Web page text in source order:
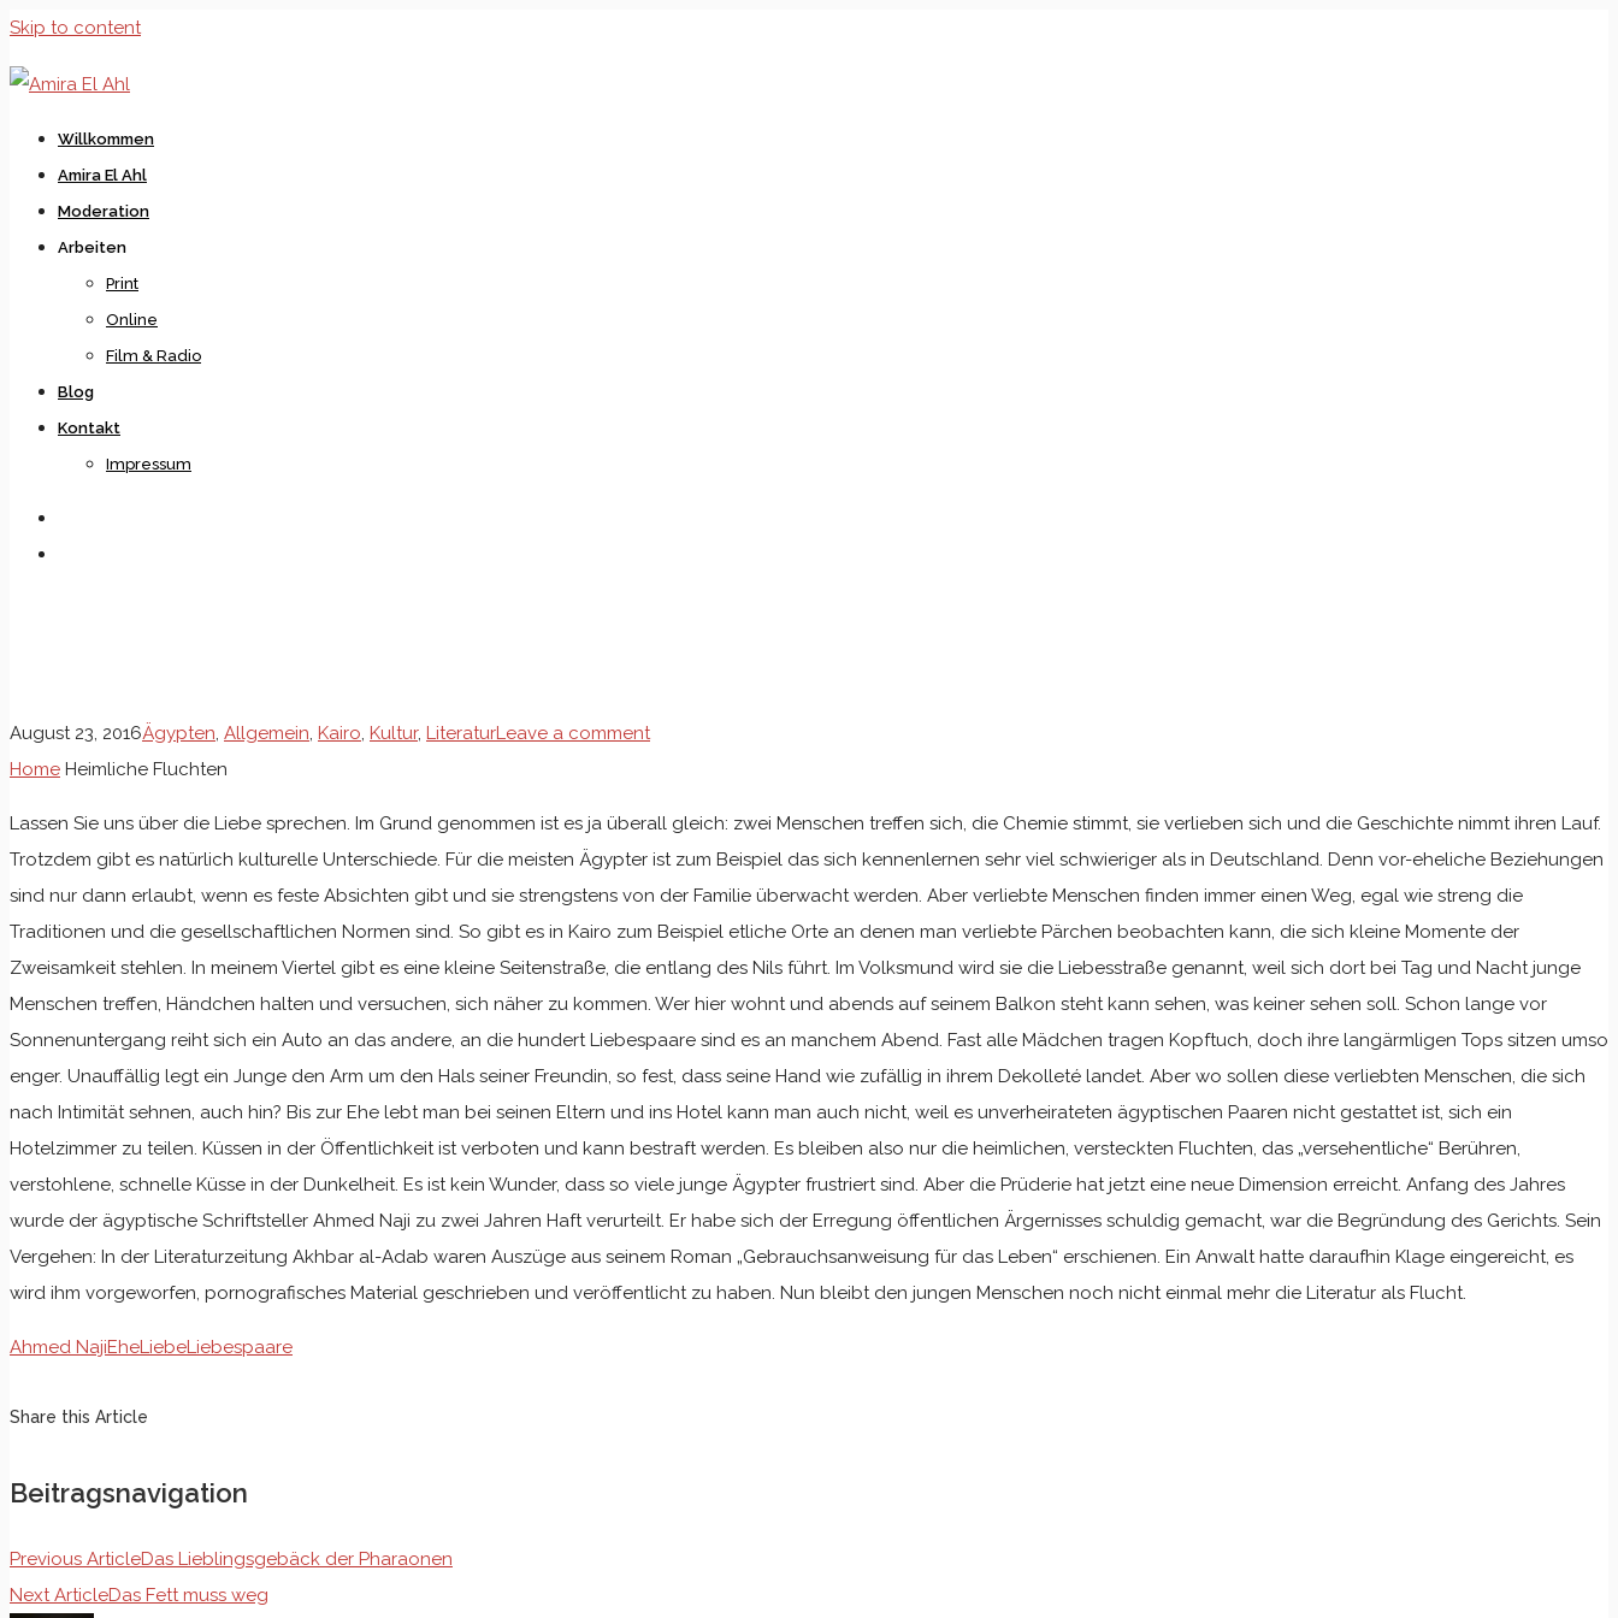
Skip to content
Willkommen
Amira El Ahl
Moderation
Arbeiten
Print
Online
Film & Radio
Blog
Kontakt
Impressum
August 23, 2016Ägypten, Allgemein, Kairo, Kultur, LiteraturLeave a comment
Home Heimliche Fluchten
Lassen Sie uns über die Liebe sprechen. Im Grund genommen ist es ja überall gleich: zwei Menschen treffen sich, die Chemie stimmt, sie verlieben sich und die Geschichte nimmt ihren Lauf.
Trotzdem gibt es natürlich kulturelle Unterschiede. Für die meisten Ägypter ist zum Beispiel das sich kennenlernen sehr viel schwieriger als in Deutschland. Denn vor-eheliche Beziehungen
sind nur dann erlaubt, wenn es feste Absichten gibt und sie strengstens von der Familie überwacht werden. Aber verliebte Menschen finden immer einen Weg, egal wie streng die
Traditionen und die gesellschaftlichen Normen sind. So gibt es in Kairo zum Beispiel etliche Orte an denen man verliebte Pärchen beobachten kann, die sich kleine Momente der
Zweisamkeit stehlen. In meinem Viertel gibt es eine kleine Seitenstraße, die entlang des Nils führt. Im Volksmund wird sie die Liebesstraße genannt, weil sich dort bei Tag und Nacht junge
Menschen treffen, Händchen halten und versuchen, sich näher zu kommen. Wer hier wohnt und abends auf seinem Balkon steht kann sehen, was keiner sehen soll. Schon lange vor
Sonnenuntergang reiht sich ein Auto an das andere, an die hundert Liebespaare sind es an manchem Abend. Fast alle Mädchen tragen Kopftuch, doch ihre langärmligen Tops sitzen umso
enger. Unauffällig legt ein Junge den Arm um den Hals seiner Freundin, so fest, dass seine Hand wie zufällig in ihrem Dekolleté landet. Aber wo sollen diese verliebten Menschen, die sich
nach Intimität sehnen, auch hin? Bis zur Ehe lebt man bei seinen Eltern und ins Hotel kann man auch nicht, weil es unverheirateten ägyptischen Paaren nicht gestattet ist, sich ein
Hotelzimmer zu teilen. Küssen in der Öffentlichkeit ist verboten und kann bestraft werden. Es bleiben also nur die heimlichen, versteckten Fluchten, das „versehentliche“ Berühren,
verstohlene, schnelle Küsse in der Dunkelheit. Es ist kein Wunder, dass so viele junge Ägypter frustriert sind. Aber die Prüderie hat jetzt eine neue Dimension erreicht. Anfang des Jahres
wurde der ägyptische Schriftsteller Ahmed Naji zu zwei Jahren Haft verurteilt. Er habe sich der Erregung öffentlichen Ärgernisses schuldig gemacht, war die Begründung des Gerichts. Sein
Vergehen: In der Literaturzeitung Akhbar al-Adab waren Auszüge aus seinem Roman „Gebrauchsanweisung für das Leben“ erschienen. Ein Anwalt hatte daraufhin Klage eingereicht, es
wird ihm vorgeworfen, pornografisches Material geschrieben und veröffentlicht zu haben. Nun bleibt den jungen Menschen noch nicht einmal mehr die Literatur als Flucht.
Ahmed NajiEheLiebeLiebespaare
Share this Article
Beitragsnavigation
Previous ArticleDas Lieblingsgebäck der Pharaonen
Next ArticleDas Fett muss weg